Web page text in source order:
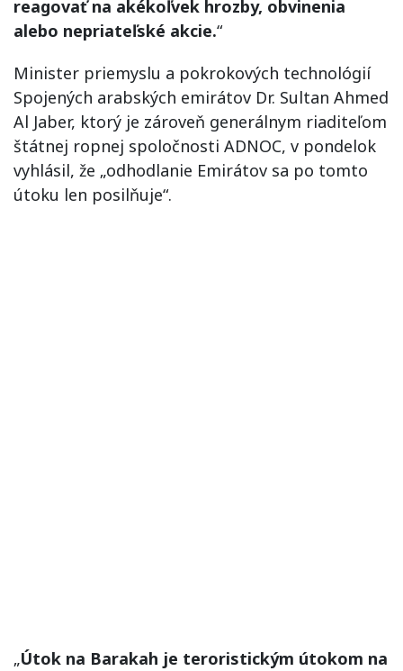
reagovať na akékoľvek hrozby, obvinenia
alebo nepriateľské akcie.“
Minister priemyslu a pokrokových technológií
Spojených arabských emirátov Dr. Sultan Ahmed
Al Jaber, ktorý je zároveň generálnym riaditeľom
štátnej ropnej spoločnosti ADNOC, v pondelok
vyhlásil, že „odhodlanie Emirátov sa po tomto
útoku len posilňuje“.
„Útok na Barakah je teroristickým útokom na